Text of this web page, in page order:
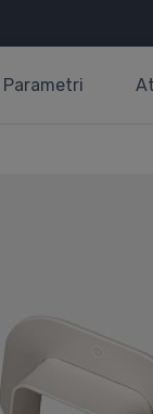
Parametri